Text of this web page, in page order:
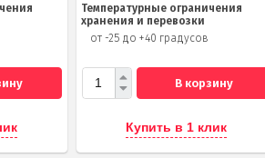
Температурные ограничения
хранения и перевозки
от -25 до +40 градусов
В корзину
Купить в 1 клик